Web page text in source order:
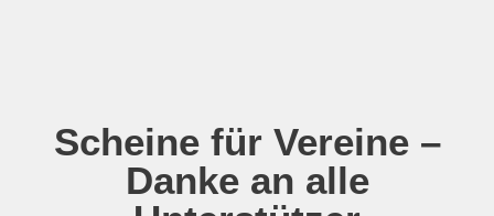
Scheine für Vereine –
Danke an alle